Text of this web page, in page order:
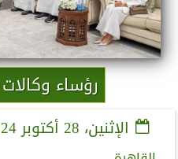
رؤساء وكالات
الإثنين، 28 أكتوبر 2024